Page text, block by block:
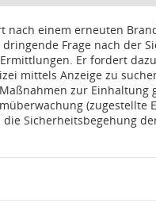
nach einem erneuten
Frage nach der
Er fordert
mittels Anzeige zu
zur
(zugestellte
Sicherheitsbegehung